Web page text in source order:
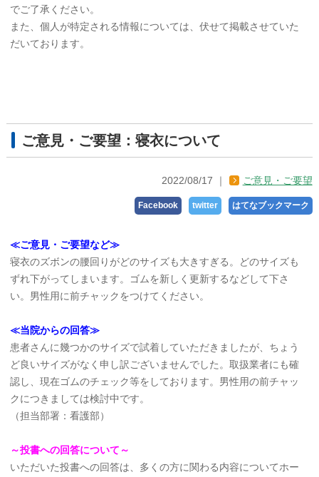
でご了承ください。
また、個人が特定される情報については、伏せて掲載させていた
だいております。
ご意見・ご要望：寝衣について
2022/08/17 ご意見・ご要望
Facebook twitter はてなブックマーク
≪ご意見・ご要望など≫
寝衣のズボンの腰回りがどのサイズも大きすぎる。どのサイズも
ずれ下がってしまいます。ゴムを新しく更新するなどして下さ
い。男性用に前チャックをつけてください。
≪当院からの回答≫
患者さんに幾つかのサイズで試着していただきましたが、ちょう
ど良いサイズがなく申し訳ございませんでした。取扱業者にも確
認し、現在ゴムのチェック等をしております。男性用の前チャッ
クにつきましては検討中です。
（担当部署：看護部）
～投書への回答について～
いただいた投書への回答は、多くの方に関わる内容についてホー